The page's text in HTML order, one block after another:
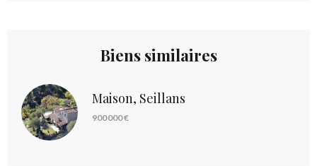
Biens similaires
Maison, Seillans
900 000 €